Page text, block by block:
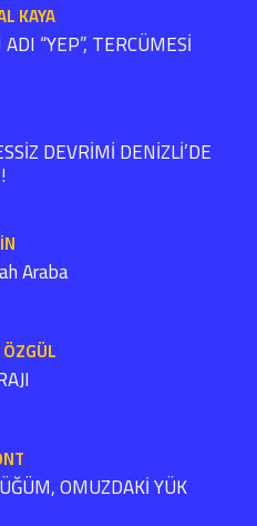
KAYA
“YEP”, TERCÜMESİ
DEVRİMİ DENİZLİ’DE
Araba
OMUZDAKİ YÜK